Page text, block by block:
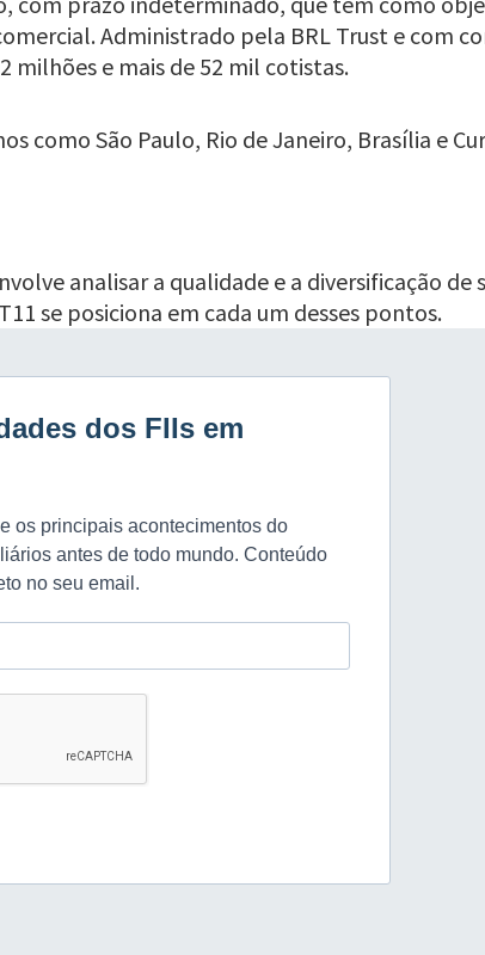
Administrado pela BRL Trust e com
milhões e mais de 52 mil cotistas.
como São Paulo, Rio de Janeiro, Brasília e
analisar a qualidade e a diversificação
se posiciona em cada um desses pontos.